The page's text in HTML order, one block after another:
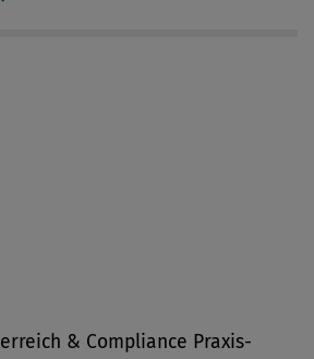
& Compliance Praxis-